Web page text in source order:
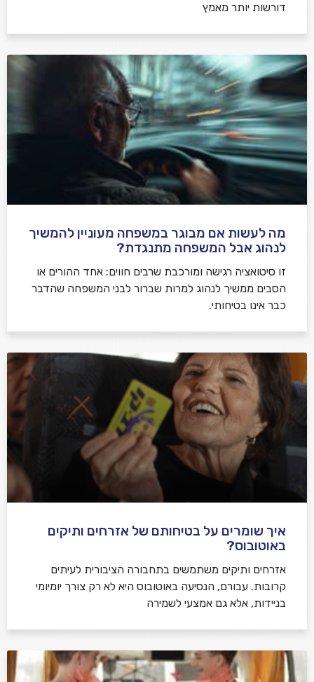
דורשות יותר מאמץ
מה לעשות אם מבוגר במשפחה מעוניין להמשיך
לנהוג אבל המשפחה מתנגדת?
זו סיטואציה רגישה ומורכבת שרבים חווים: אחד ההורים או
הסבים ממשיך לנהוג למרות שברור לבני המשפחה שהדבר
כבר אינו בטיחותי.
איך שומרים על בטיחותם של אזרחים ותיקים
באוטובוס?
אזרחים ותיקים משתמשים בתחבורה הציבורית לעיתים
קרובות. עבורם, הנסיעה באוטובוס היא לא רק צורך יומיומי
בניידות, אלא גם אמצעי לשמירה